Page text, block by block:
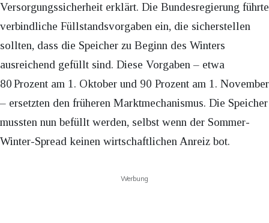
Versorgungssicherheit erklärt. Die Bundesregierung führte
verbindliche Füllstandsvorgaben ein, die sicherstellen
sollten, dass die Speicher zu Beginn des Winters
ausreichend gefüllt sind. Diese Vorgaben – etwa
80 Prozent am 1. Oktober und 90 Prozent am 1. November
– ersetzten den früheren Marktmechanismus. Die Speicher
mussten nun befüllt werden, selbst wenn der Sommer-
Winter-Spread keinen wirtschaftlichen Anreiz bot.
Werbung